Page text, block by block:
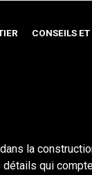
CONSEILS
la
qui